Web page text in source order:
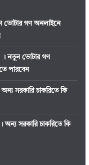
ভোটার গণ অনলাইনে
। নতুন ভোটার গণ
পারবেন
সরকারি চাকরিতে কি
অন্য সরকারি চাকরিতে কি